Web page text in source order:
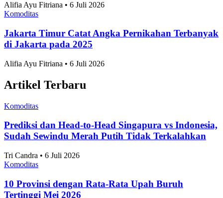
Komoditas
Topik
NasionalInternasional
Artikel Terpopuler
Komoditas
Negara dengan Efisiensi Bisnis Terbaik Se-ASEAN
2026, Indonesia Peringkat Berapa?
Anggia Leksa • 6 Juli 2026
Komoditas
10 Taman Paling Ramai Pengunjung di Jakarta
2025